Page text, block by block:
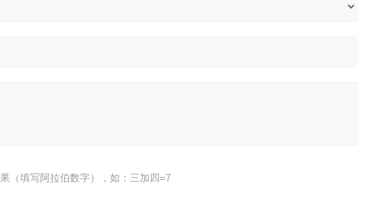
（填写阿拉伯数字），如：三加四=7